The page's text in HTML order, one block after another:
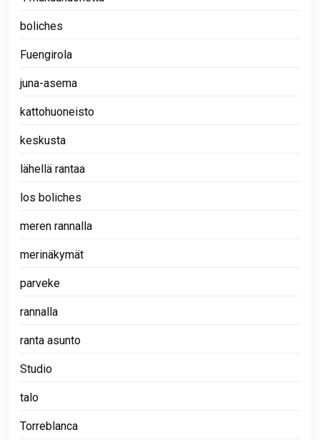
boliches
Fuengirola
juna-asema
kattohuoneisto
keskusta
lähellä rantaa
los boliches
meren rannalla
merinäkymät
parveke
rannalla
ranta asunto
Studio
talo
Torreblanca